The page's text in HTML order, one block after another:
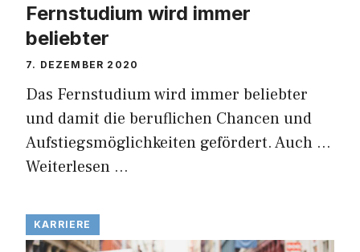
Fernstudium wird immer
beliebter
7. DEZEMBER 2020
Das Fernstudium wird immer beliebter
und damit die beruflichen Chancen und
Aufstiegsmöglichkeiten gefördert. Auch …
Weiterlesen …
KARRIERE